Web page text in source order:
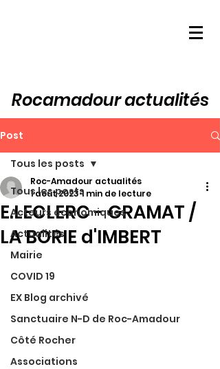
Rocamadour actualités
Post
Tous les posts
Acteurs économiques
Actualités
Mairie
COVID 19
EX Blog archivé
Sanctuaire N-D de Roc-Amadour
Côté Rocher
Associations
Tous les posts
E.LECLERC - GRAMAT /
LA BORIE d'IMBERT
Roc-Amadour actualités
1 août 2023 1 min de lecture